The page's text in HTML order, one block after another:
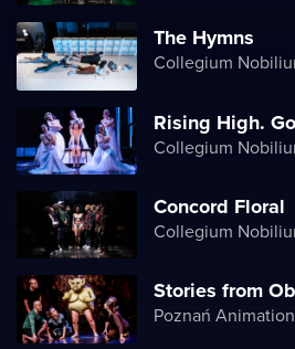
The Hymns
Collegium
Rising High.
Collegium
Concord Floral
Collegium
Stories from
Poznań